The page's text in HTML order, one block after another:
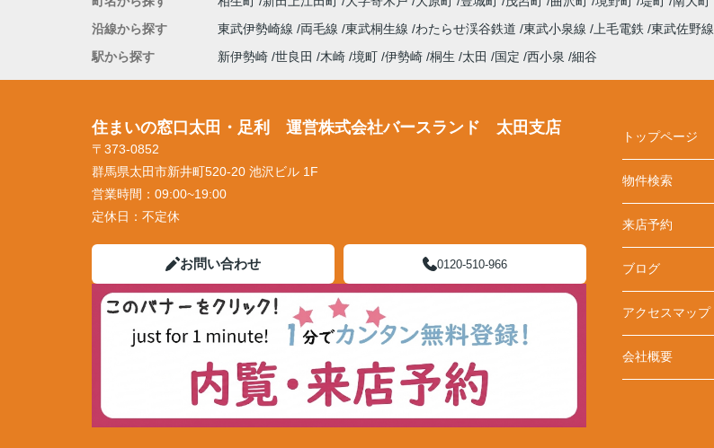
沿線から探す
東武伊勢崎線 両毛線 東武桐生線 わたらせ渓谷鉄道 東武小泉線 上毛電鉄 東武佐野線
駅から探す
新伊勢崎 世良田 木崎 境町 伊勢崎 桐生 太田 国定 西小泉 細谷
住まいの窓口太田・足利 運営株式会社バースランド 太田支店
〒373-0852
群馬県太田市新井町520-20 池沢ビル 1F
営業時間： 09:00~19:00
定休日： 不定休
お問い合わせ 0120-510-966
トップページ
物件検索
来店予約
ブログ
アクセスマップ
会社概要